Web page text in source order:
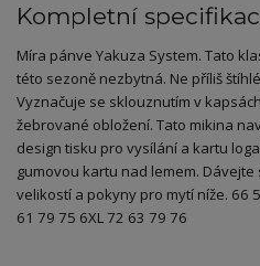
Kompletní
Míra pánve Yakuza System. Tato
této sezoně nezbytná. Ne příliš
Vyznačuje se sklouznutím v
žebrované obložení. Tato mikina
design tisku pro vysílání a kartu
gumovou kartu nad lemem.
velikostí a pokyny pro mytí níže. 66
61 79 75 6XL 72 63 79 76